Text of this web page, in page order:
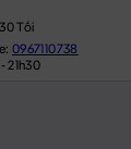
Tối
0967110738
21h30